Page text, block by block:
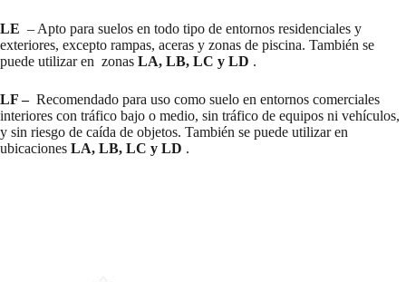
LE – Apto para suelos en todo tipo de entornos residenciales y
exteriores, excepto rampas, aceras y zonas de piscina. También se
puede utilizar en zonas LA, LB, LC y LD .
LF – Recomendado para uso como suelo en entornos comerciales
interiores con tráfico bajo o medio, sin tráfico de equipos ni vehículos,
y sin riesgo de caída de objetos. También se puede utilizar en
ubicaciones LA, LB, LC y LD .